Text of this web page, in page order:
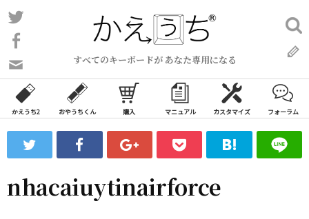
コ
ン
ン
ツ
ス
ッ
すべてのキーボードが あなた専用になる
い
合
わ
フ
ォ
ム
検
索:
かえうち2 おやうちくん 購入 マニュアル カスタマイズ フォーラム
nhacaiuytinairforce